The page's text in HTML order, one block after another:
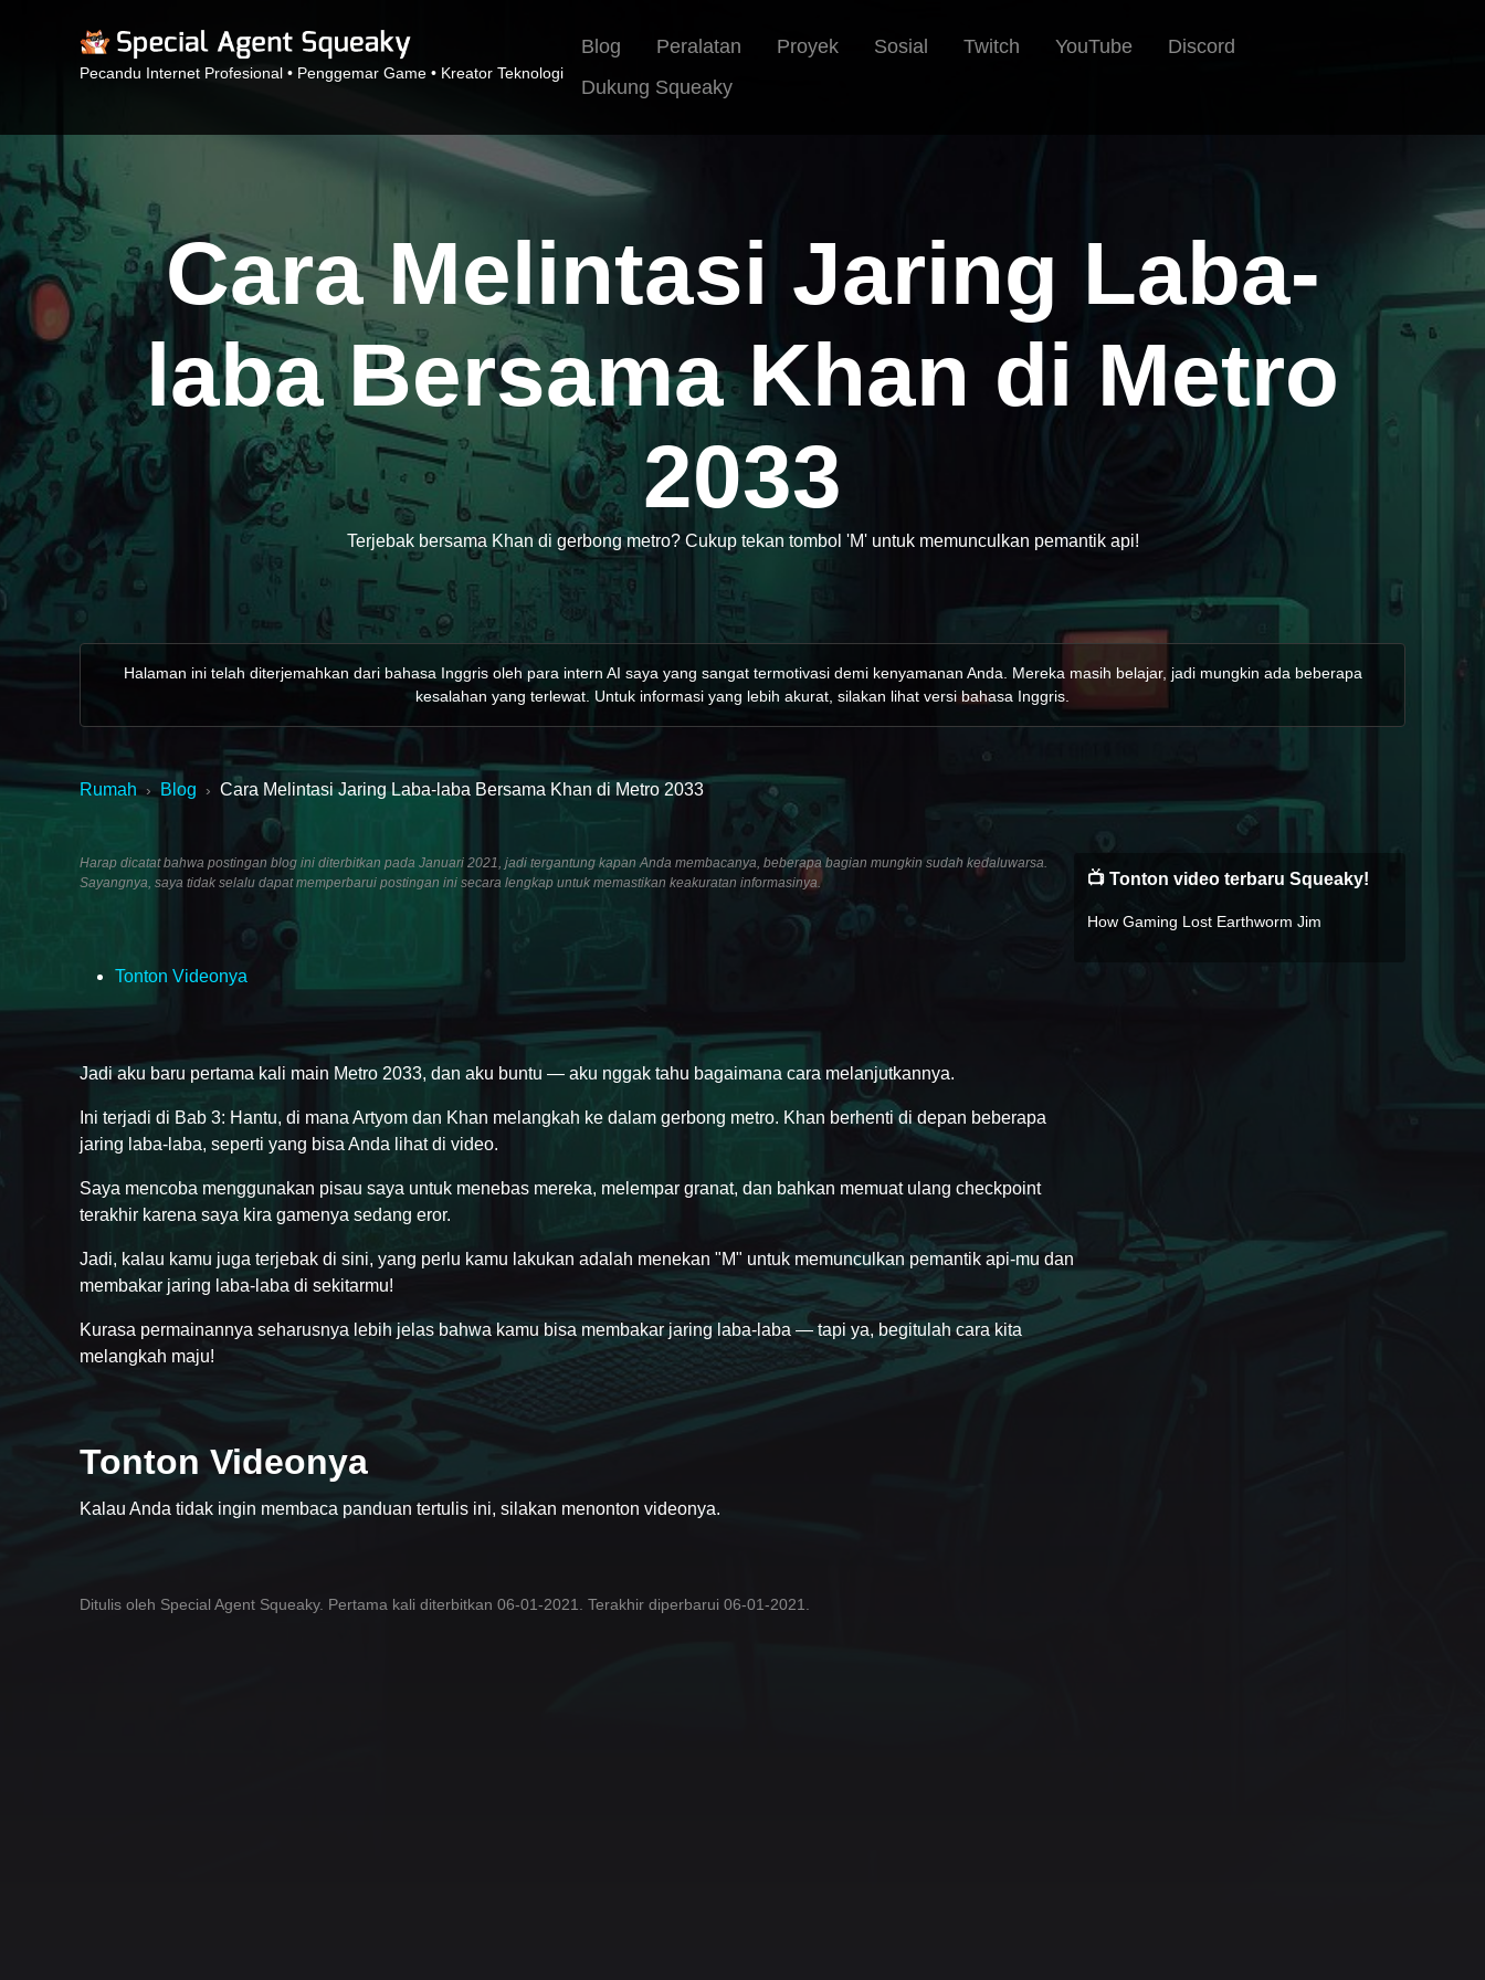
Pecandu Internet Profesional • Penggemar Game • Kreator Teknologi
Blog Peralatan Proyek Sosial Twitch YouTube
Discord
Dukung Squeaky
Cara Melintasi Jaring Laba-
laba Bersama Khan di Metro
2033
Terjebak bersama Khan di gerbong metro? Cukup tekan tombol 'M' untuk memunculkan pemantik api!
Halaman ini telah diterjemahkan dari bahasa Inggris oleh para intern AI saya yang sangat termotivasi demi kenyamanan Anda. Mereka masih belajar, jadi mungkin ada beberapa
kesalahan yang terlewat. Untuk informasi yang lebih akurat, silakan lihat versi bahasa Inggris.
Rumah › Blog › Cara Melintasi Jaring Laba-laba Bersama Khan di Metro 2033
Harap dicatat bahwa postingan blog ini diterbitkan pada Januari 2021, jadi tergantung kapan Anda membacanya, beberapa bagian mungkin sudah kedaluwarsa.
Sayangnya, saya tidak selalu dapat memperbarui postingan ini secara lengkap untuk memastikan keakuratan informasinya.
Tonton Videonya
Jadi aku baru pertama kali main Metro 2033, dan aku buntu — aku nggak tahu bagaimana cara melanjutkannya.
Ini terjadi di Bab 3: Hantu, di mana Artyom dan Khan melangkah ke dalam gerbong metro. Khan berhenti di depan beberapa
jaring laba-laba, seperti yang bisa Anda lihat di video.
Saya mencoba menggunakan pisau saya untuk menebas mereka, melempar granat, dan bahkan memuat ulang checkpoint
terakhir karena saya kira gamenya sedang eror.
Jadi, kalau kamu juga terjebak di sini, yang perlu kamu lakukan adalah menekan "M" untuk memunculkan pemantik api-mu dan
membakar jaring laba-laba di sekitarmu!
Kurasa permainannya seharusnya lebih jelas bahwa kamu bisa membakar jaring laba-laba — tapi ya, begitulah cara kita
melangkah maju!
Tonton Videonya
Kalau Anda tidak ingin membaca panduan tertulis ini, silakan menonton videonya.
Ditulis oleh Special Agent Squeaky. Pertama kali diterbitkan 06-01-2021. Terakhir diperbarui 06-01-2021.
📺 Tonton video terbaru Squeaky!
How Gaming Lost Earthworm Jim